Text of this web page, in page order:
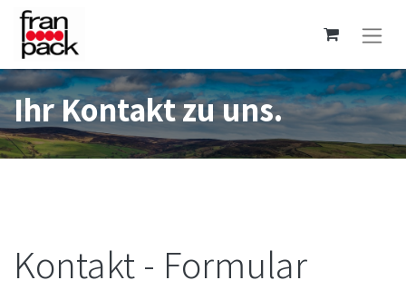
Ihr Kontakt zu uns.
Kontakt - Formular